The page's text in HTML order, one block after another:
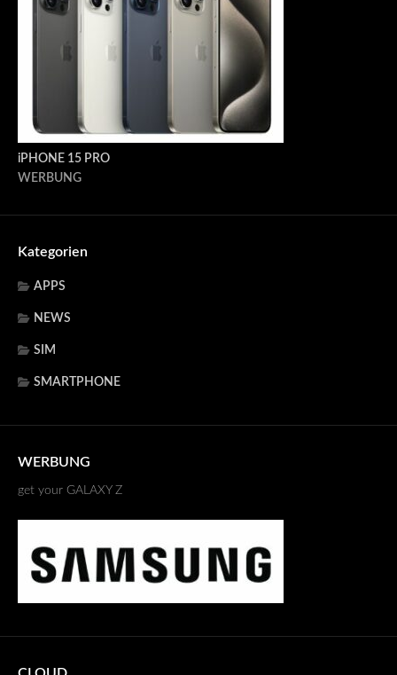
iPHONE 15 PRO
WERBUNG
Kategorien
APPS
NEWS
SIM
SMARTPHONE
WERBUNG
get your GALAXY Z